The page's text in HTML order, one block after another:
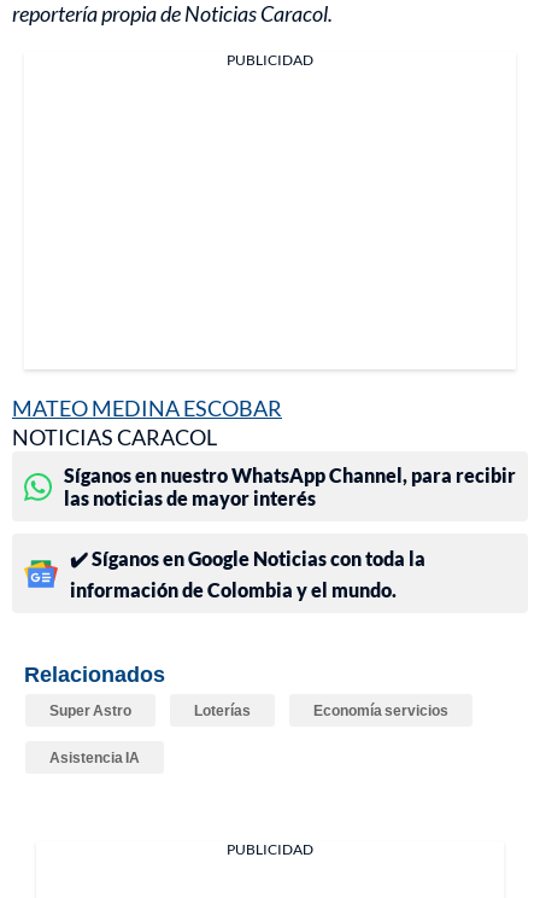
reportería propia de Noticias Caracol.
PUBLICIDAD
MATEO MEDINA ESCOBAR
NOTICIAS CARACOL
Síganos en nuestro WhatsApp Channel, para recibir
las noticias de mayor interés
✔️ Síganos en Google Noticias con toda la
información de Colombia y el mundo.
Relacionados
Super Astro Loterías Economía servicios
Asistencia IA
PUBLICIDAD